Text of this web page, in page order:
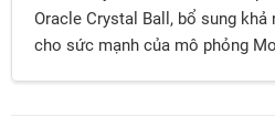
Oracle Crystal Ball, bổ sung
cho sức mạnh của mô phỏng